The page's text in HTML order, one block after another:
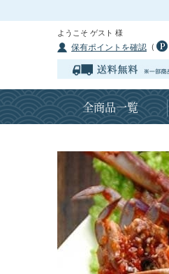
ようこそ ゲスト 様
保有ポイントを確認 （
全商品一覧